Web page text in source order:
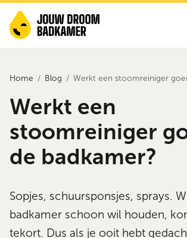
Home Blog Werkt een stoomreiniger
Werkt een
stoomreiniger
de badkamer?
Sopjes, schuursponsjes, sprays.
badkamer schoon wil houden,
tekort. Dus als je ooit hebt